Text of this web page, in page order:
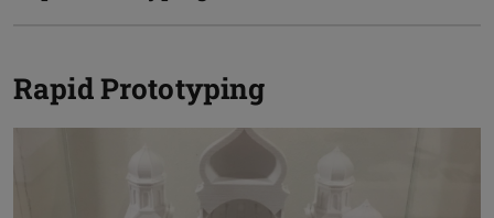
Rapid Prototyping